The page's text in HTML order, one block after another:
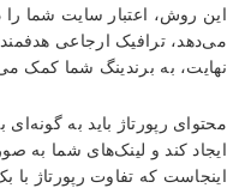
این روش، اعتبار سایت شما
می‌دهد، ترافیک ارجاعی
نهایت، به برندینگ شما کمک
محتوای رپورتاژ باید به
ایجاد کند و لینک‌های شما به
اینجاست که تفاوت رپورتاژ